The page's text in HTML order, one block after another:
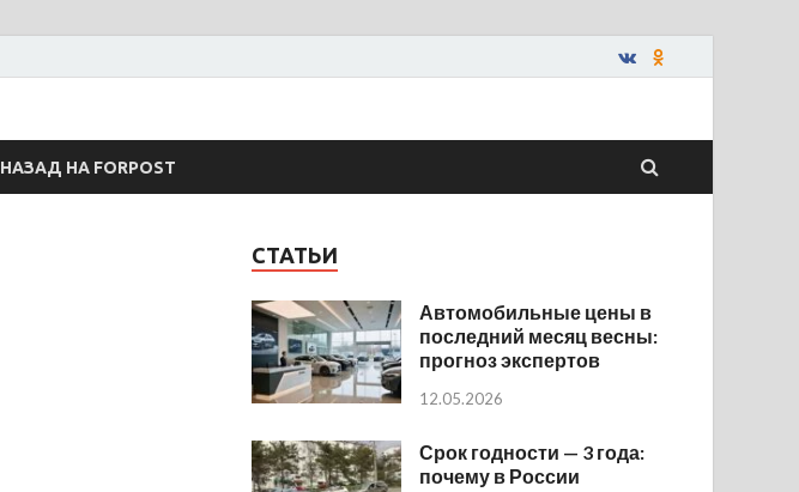
НАЗАД НА FORPOST
СТАТЬИ
Автомобильные цены в
последний месяц весны:
прогноз экспертов
12.05.2026
Срок годности — 3 года:
почему в России